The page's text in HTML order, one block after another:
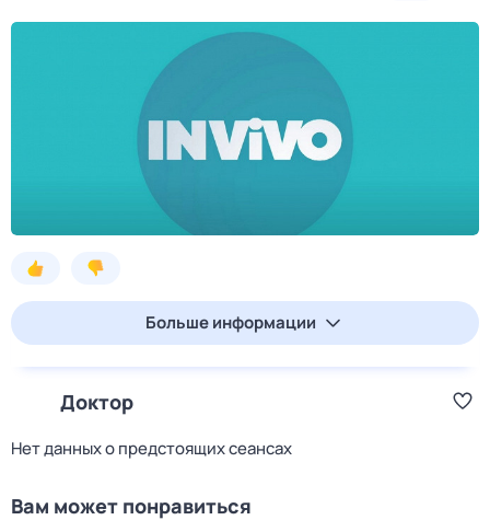
Больше информации
Доктор
Нет данных о предстоящих сеансах
Вам может понравиться